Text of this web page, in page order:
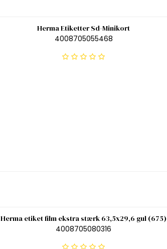
Herma Etiketter Sd-Minikort
4008705055468
Herma etiket film ekstra stærk 63,5x29,6 gul (675)
4008705080316